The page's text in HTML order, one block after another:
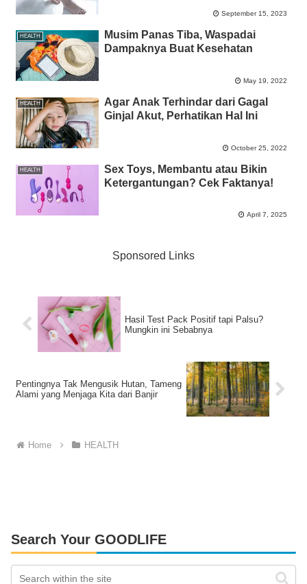
September 15, 2023
HEALTH
Musim Panas Tiba, Waspadai
Dampaknya Buat Kesehatan
May 19, 2022
HEALTH
Agar Anak Terhindar dari Gagal
Ginjal Akut, Perhatikan Hal Ini
October 25, 2022
HEALTH
Sex Toys, Membantu atau Bikin
Ketergantungan? Cek Faktanya!
April 7, 2025
Sponsored Links
Hasil Test Pack Positif tapi Palsu?
Mungkin ini Sebabnya
Pentingnya Tak Mengusik Hutan, Tameng
Alami yang Menjaga Kita dari Banjir
Home HEALTH
Search Your GOODLIFE